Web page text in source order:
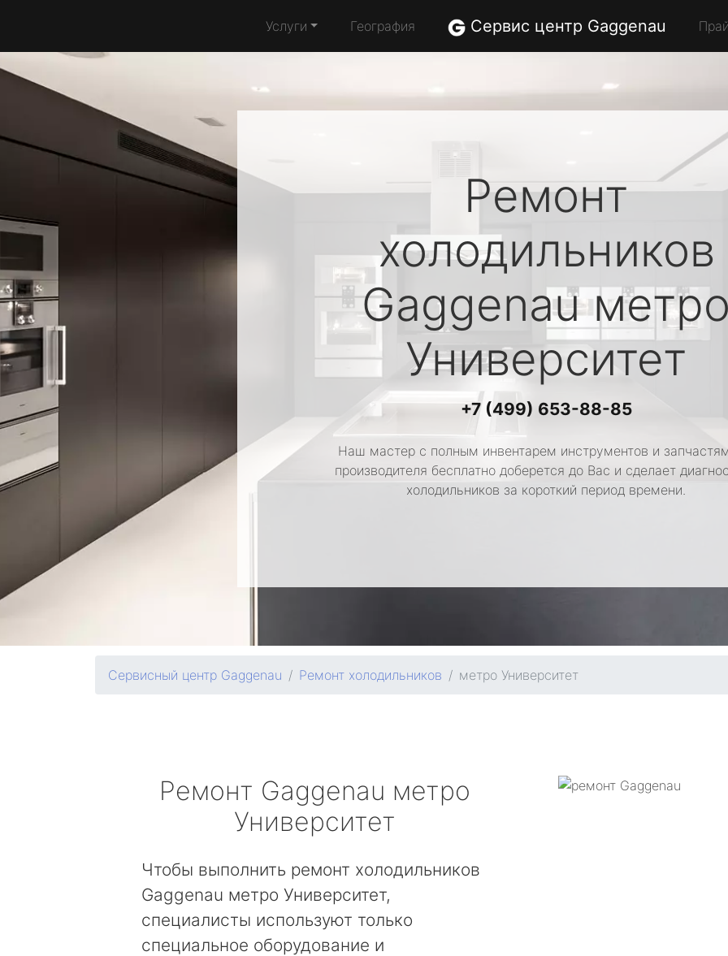
Услуги География Сервис центр Gaggenau
Ремонт
холодильников
Gaggenauметро
Университет
+7 (499) 653-88-85
Наш мастер с полным инвентарем инструментов и
производителя бесплатно доберется до Вас и сделает
холодильников за короткий период времени.
Сервисный центр Gaggenau Ремонт холодильников метро Университет
Ремонт Gaggenau метро
Университет
Чтобы выполнить ремонт холодильников
Gaggenau метро Университет,
специалисты используют только
специальное оборудование и